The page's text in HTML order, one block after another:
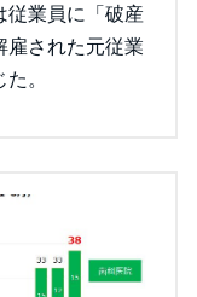
従業員に「破産
雇された元従業
。